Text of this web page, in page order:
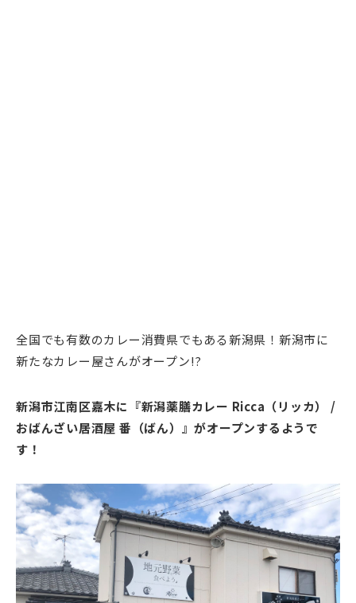
全国でも有数のカレー消費県でもある新潟県！新潟市に
新たなカレー屋さんがオープン!?
新潟市江南区嘉木に『新潟薬膳カレー Ricca（リッカ） /
おばんざい居酒屋 番（ばん）』がオープンするようで
す！